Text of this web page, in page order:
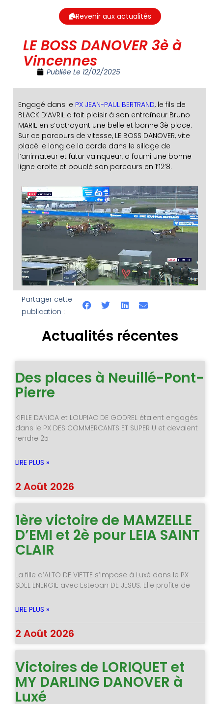
Revenir aux actualités
LE BOSS DANOVER 3è à
Vincennes
Publiée Le 12/02/2025
Engagé dans le PX JEAN-PAUL BERTRAND, le fils de
BLACK D’AVRIL a fait plaisir à son entraîneur Bruno
MARIE en s’octroyant une belle et bonne 3è place.
Sur ce parcours de vitesse, LE BOSS DANOVER, vite
placé le long de la corde dans le sillage de
l’animateur et futur vainqueur, a fourni une bonne
ligne droite et bouclé son parcours en 1’12’8.
Partager cette
publication :
Actualités récentes
Des places à Neuillé-Pont-
Pierre
KIFILE DANICA et LOUPIAC DE GODREL étaient engagés
dans le PX DES COMMERCANTS ET SUPER U et devaient
rendre 25
LIRE PLUS »
2 Août 2026
1ère victoire de MAMZELLE
D’EMI et 2è pour LEIA SAINT
CLAIR
La fille d’ALTO DE VIETTE s’impose à Luxé dans le PX
SDEL ENERGIE avec Esteban DE JESUS. Elle profite de
LIRE PLUS »
2 Août 2026
Victoires de LORIQUET et
MY DARLING DANOVER à
Luxé